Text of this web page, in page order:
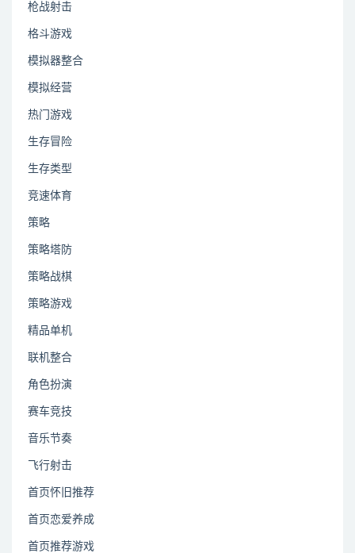
枪战射击
格斗游戏
模拟器整合
模拟经营
热门游戏
生存冒险
生存类型
竞速体育
策略
策略塔防
策略战棋
策略游戏
精品单机
联机整合
角色扮演
赛车竞技
音乐节奏
飞行射击
首页怀旧推荐
首页恋爱养成
首页推荐游戏